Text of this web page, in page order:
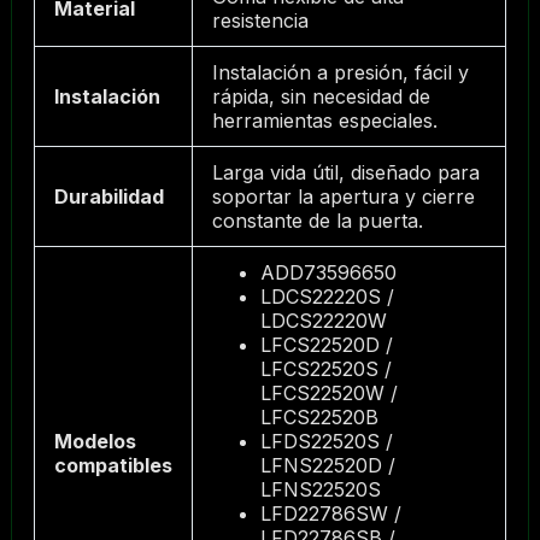
Material
resistencia
Instalación
Instalación a presión, fácil y
rápida, sin necesidad de
herramientas especiales.
Durabilidad
Larga vida útil, diseñado para
soportar la apertura y cierre
constante de la puerta.
Modelos
compatibles
ADD73596650
LDCS22220S /
LDCS22220W
LFCS22520D /
LFCS22520S /
LFCS22520W /
LFCS22520B
LFDS22520S /
LFNS22520D /
LFNS22520S
LFD22786SW /